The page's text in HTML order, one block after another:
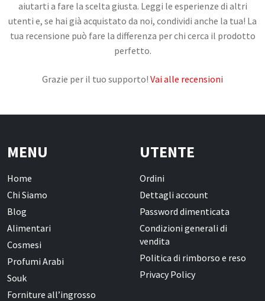
Pasticceria e dolci
Cosmesi
Burri e Oli naturali
Idrolati e Acque aromatiche
Profumi Arabi
aiutarti a fare la scelta giusta. Leggi le esperienze di altri
utenti e, se hai già acquistato da noi, condividi anche la tua! La
tua recensione può fare la differenza per chi cerca il prodotto
perfetto.
Grazie per il tuo supporto! Vai alle recensioni
MENU
Home
Chi Siamo
Blog
Alimentari
Cosmesi
Profumi Arabi
Souk
Forniture all’ingrosso
UTENTE
Ordini
Dettagli account
Password dimenticata
Condizioni generali di
vendita
Politica di rimborso e reso
Privacy Policy